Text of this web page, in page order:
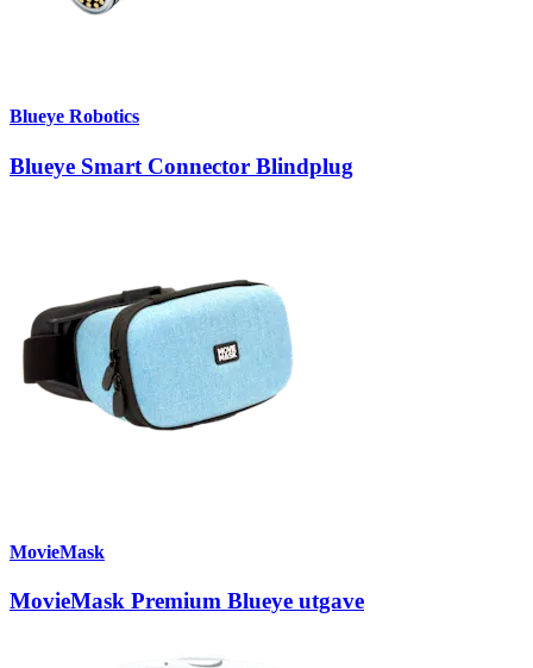
Blueye Robotics
Blueye Smart Connector Blindplug
MovieMask
MovieMask Premium Blueye utgave